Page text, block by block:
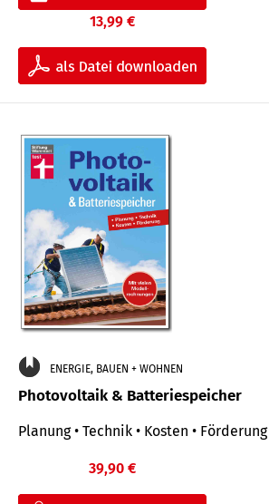
13,99 €
ENERGIE, BAUEN + WOHNEN
Photovoltaik & Batteriespeicher
Planung • Technik • Kosten • Förderung
39,90 €